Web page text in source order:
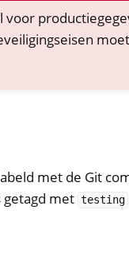
met de Git
getagd met testing